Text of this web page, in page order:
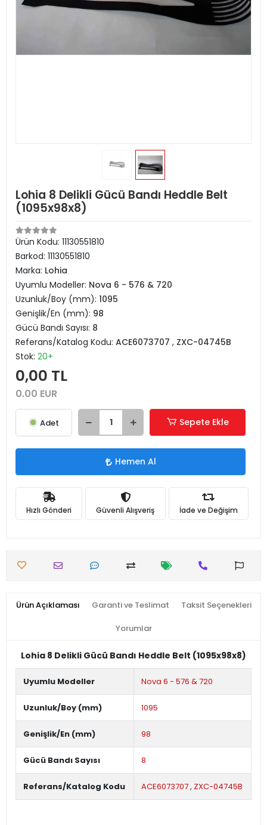
Lohia 8 Delikli Gücü Bandı Heddle Belt
(1095x98x8)
Ürün Kodu: 11130551810
Barkod: 11130551810
Marka: Lohia
Uyumlu Modeller: Nova 6 - 576 & 720
Uzunluk/Boy (mm): 1095
Genişlik/En (mm): 98
Gücü Bandı Sayısı: 8
Referans/Katalog Kodu: ACE6073707 , ZXC-04745B
Stok: 20+
0,00 TL
0.00 EUR
Adet Sepete Ekle
Hemen Al
Hızlı Gönderi Güvenli Alışveriş İade ve Değişim
Ürün Açıklaması Garanti ve Teslimat Taksit Seçenekleri
Yorumlar
Lohia 8 Delikli Gücü Bandı Heddle Belt (1095x98x8)
Uyumlu Modeller Nova 6 - 576 & 720
Uzunluk/Boy (mm) 1095
Genişlik/En (mm) 98
Gücü Bandı Sayısı 8
Referans/Katalog Kodu ACE6073707, ZXC-04745B